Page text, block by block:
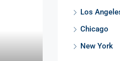
Los
Chicago
New York